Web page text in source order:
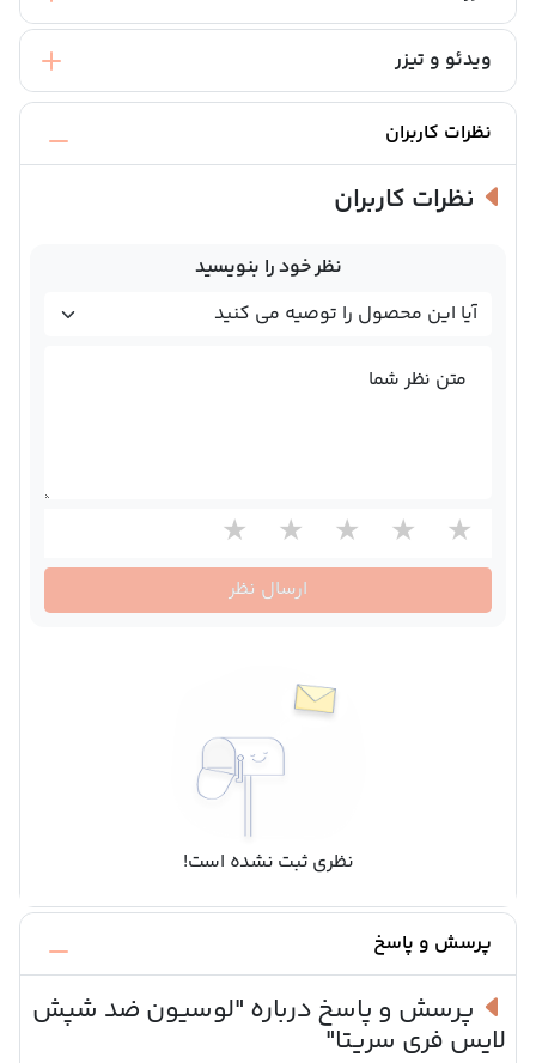
ویدئو و تیزر
نظرات کاربران
نظرات کاربران
نظر خود را بنویسید
متن نظر شما
ارسال نظر
نظری ثبت نشده است!
پرسش و پاسخ
پرسش و پاسخ درباره "لوسیون ضد شپش
لایس فری سریتا"